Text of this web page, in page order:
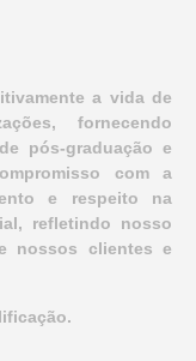
a vida de
fornecendo
pós-graduação e
com a
e respeito na
refletindo nosso
nossos clientes e